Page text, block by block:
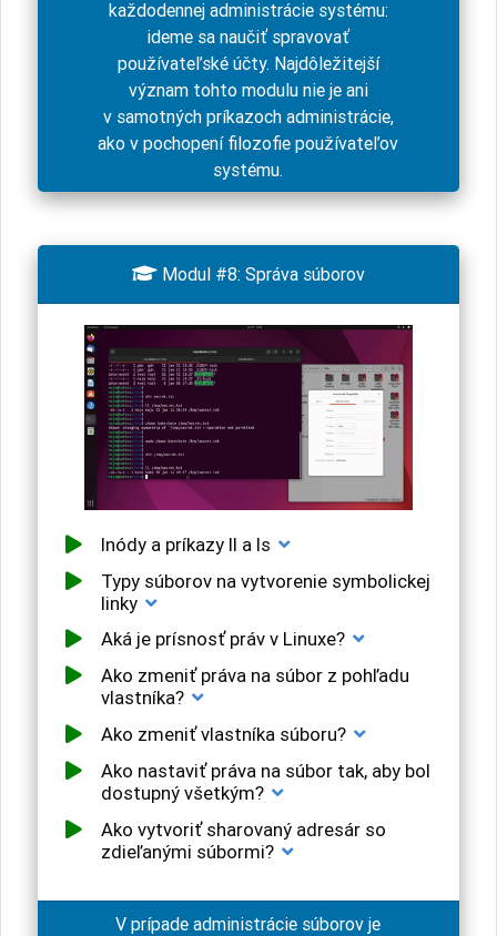
každodennej administrácie systému:
ideme sa naučiť spravovať
používateľské účty. Najdôležitejší
význam tohto modulu nie je ani
v samotných príkazoch administrácie,
ako v pochopení filozofie používateľov
systému.
Modul #8: Správa súborov
Inódy a príkazy ll a ls
Typy súborov na vytvorenie symbolickej
linky
Aká je prísnosť práv v Linuxe?
Ako zmeniť práva na súbor z pohľadu
vlastníka?
Ako zmeniť vlastníka súboru?
Ako nastaviť práva na súbor tak, aby bol
dostupný všetkým?
Ako vytvoriť sharovaný adresár so
zdieľanými súbormi?
V prípade administrácie súborov je